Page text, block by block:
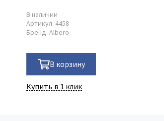
В наличии
Артикул: 4458
Бренд:Albero
В корзину
Купить в 1 клик